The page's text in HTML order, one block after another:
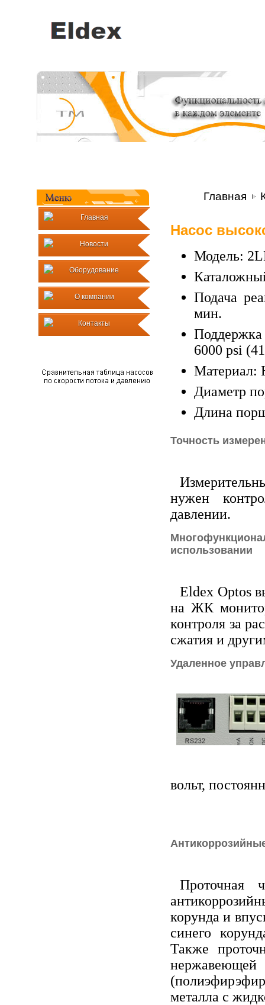
Главная
Новости
Оборудование
О компании
Контакты
Главная
Насос
Модель:
Подача
мин.
6000 psi
Материал:
Диаметр
Длина
Точность
нужен
давлении.
использовании
Eldex Optos
на ЖК
контроля за
сжатия и
Удаленное
вольт,
Проточная
корунда и
синего
Также
металла с